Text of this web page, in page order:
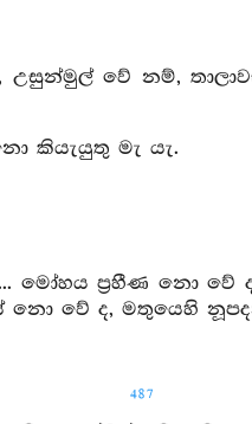
උසුන්මුල් වේ නම්,
කියැයුතු මැ යැ.
මෝහය ප්‍රහීණ නො වේ
නො වේ ද, මතුයෙහි
487